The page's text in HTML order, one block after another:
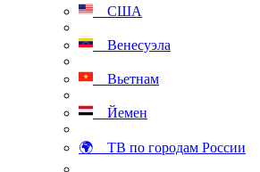
США
Венесуэла
Вьетнам
Йемен
🌍 ТВ по городам России